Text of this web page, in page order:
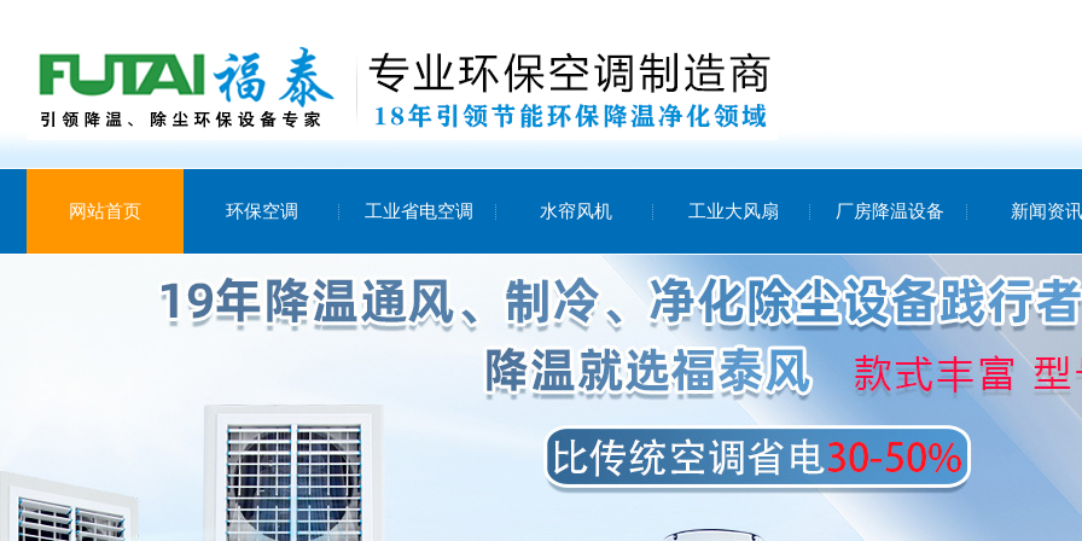
网站首页 环保空调 工业省电空调 水帘风机 工业大风扇 厂房降温设备 新闻资讯